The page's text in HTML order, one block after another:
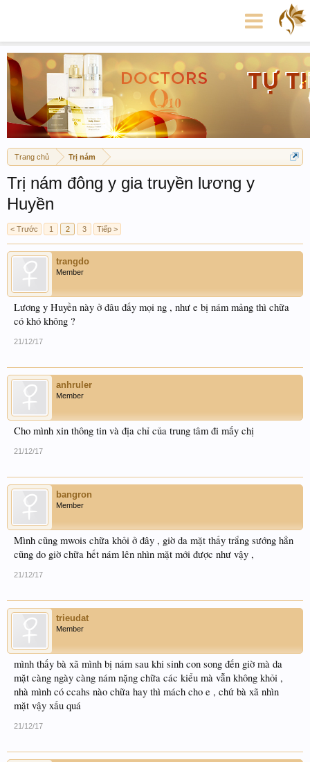
Trang chủ Trị nám
Trị nám đông y gia truyền lương y
Huyền
< Trước 1 2 3 Tiếp >
trangdo
Member
Lương y Huyền này ở đâu đấy mọi ng , như e bị nám mảng thì chữa
có khó không ?
21/12/17
anhruler
Member
Cho mình xin thông tin và địa chỉ của trung tâm đi mấy chị
21/12/17
bangron
Member
Mình cũng mwois chữa khỏi ở đây , giờ da mặt thấy trắng sướng hẳn
cũng do giờ chữa hết nám lên nhìn mặt mới được như vậy ,
21/12/17
trieudat
Member
mình thấy bà xã mình bị nám sau khi sinh con song đến giờ mà da
mặt càng ngày càng nám nặng chữa các kiểu mà vẫn không khỏi ,
nhà mình có ccahs nào chữa hay thì mách cho e , chứ bà xã nhìn
mặt vậy xấu quá
21/12/17